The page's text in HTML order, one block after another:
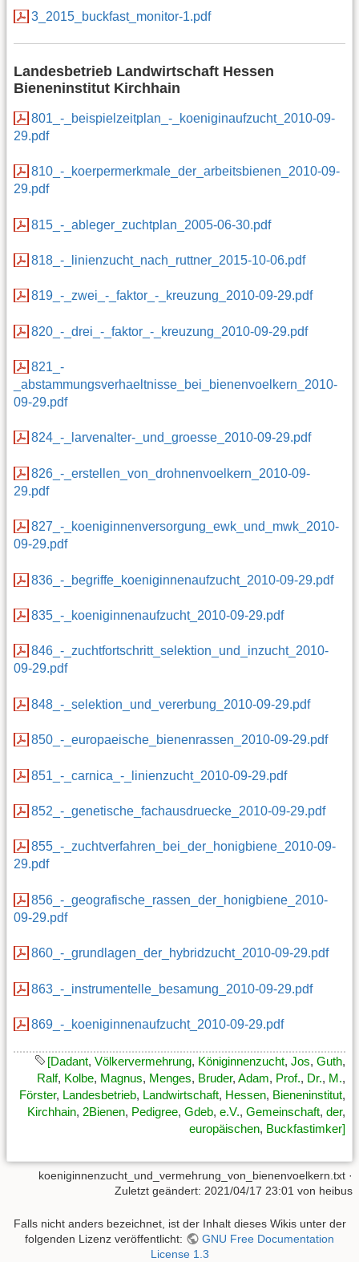
3_2015_buckfast_monitor-1.pdf
Landesbetrieb Landwirtschaft Hessen
Bieneninstitut Kirchhain
801_-_beispielzeitplan_-_koeniginaufzucht_2010-09-
29.pdf
810_-_koerpermerkmale_der_arbeitsbienen_2010-09-
29.pdf
815_-_ableger_zuchtplan_2005-06-30.pdf
818_-_linienzucht_nach_ruttner_2015-10-06.pdf
819_-_zwei_-_faktor_-_kreuzung_2010-09-29.pdf
820_-_drei_-_faktor_-_kreuzung_2010-09-29.pdf
821_-
_abstammungsverhaeltnisse_bei_bienenvoelkern_2010-
09-29.pdf
824_-_larvenalter-_und_groesse_2010-09-29.pdf
826_-_erstellen_von_drohnenvoelkern_2010-09-
29.pdf
827_-_koeniginnenversorgung_ewk_und_mwk_2010-
09-29.pdf
836_-_begriffe_koeniginnenaufzucht_2010-09-29.pdf
835_-_koeniginnenaufzucht_2010-09-29.pdf
846_-_zuchtfortschritt_selektion_und_inzucht_2010-
09-29.pdf
848_-_selektion_und_vererbung_2010-09-29.pdf
850_-_europaeische_bienenrassen_2010-09-29.pdf
851_-_carnica_-_linienzucht_2010-09-29.pdf
852_-_genetische_fachausdruecke_2010-09-29.pdf
855_-_zuchtverfahren_bei_der_honigbiene_2010-09-
29.pdf
856_-_geografische_rassen_der_honigbiene_2010-
09-29.pdf
860_-_grundlagen_der_hybridzucht_2010-09-29.pdf
863_-_instrumentelle_besamung_2010-09-29.pdf
869_-_koeniginnenaufzucht_2010-09-29.pdf
[Dadant, Völkervermehrung, Königinnenzucht, Jos, Guth,
Ralf, Kolbe, Magnus, Menges, Bruder, Adam, Prof., Dr., M.,
Förster, Landesbetrieb, Landwirtschaft, Hessen, Bieneninstitut,
Kirchhain, 2Bienen, Pedigree, Gdeb, e.V., Gemeinschaft, der,
europäischen, Buckfastimker]
koeniginnenzucht_und_vermehrung_von_bienenvoelkern.txt ·
Zuletzt geändert: 2021/04/17 23:01 von heibus
Falls nicht anders bezeichnet, ist der Inhalt dieses Wikis unter der
folgenden Lizenz veröffentlicht:
GNU Free Documentation
License 1.3